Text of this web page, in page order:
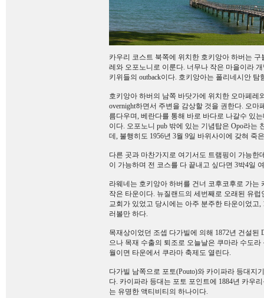
카우리 코스트 북쪽에 위치한 호키앙아 하버는
레와 오포노니로 이룬다. 너무나 작은 마을이라
키위들의 outback이다. 호키앙아는 폴리네시안
호키앙아 하버의 남쪽 바닷가에 위치한 오마페
overnight하면서 주변을 감상할 것을 권한다. 오
름다우며, 베란다를 통해 바로 바다로 나갈수 있
이다. 오포노니 pub 밖에 있는 기념탑은 Opo라
데, 불행히도 1956년 3월 9일 바위사이에 갖혀 죽
다른 곳과 마찬가지로 여기서도 트램핑이 가능
이 가능하며 전 코스를 다 끝내고 싶다면 3박4일
라웨네는 호키앙아 하버를 건너 코후코후로 가
작은 타운이다. 뉴질랜드의 세번째로 오래된 유
교회가 있었고 당시에는 아주 분주한 타운이었고,
러볼만 하다.
목재상이었던 조셉 다가빌에 의해 1872년 건설
으나 목재 수출의 퇴조로 오늘날은 쿠마라 수도
월이면 타운에서 쿠라마 축제도 열린다.
다가빌 남쪽으로 포토(Pouto)와 카이파라 등대지
다. 카이파라 등대는 포토 포인트에 1884년 카우
는 유명한 액티비티의 하나이다.